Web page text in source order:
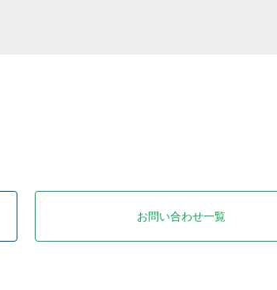
お問い合わせ一覧